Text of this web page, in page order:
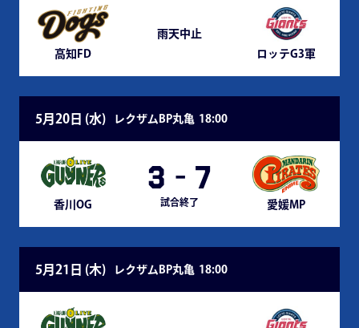
高知FD
雨天中止
ロッテG3軍
5月20日 (水) レクザムBP丸亀 18:00
香川OG
3 - 7
試合終了 愛媛MP
5月21日 (木) レクザムBP丸亀 18:00